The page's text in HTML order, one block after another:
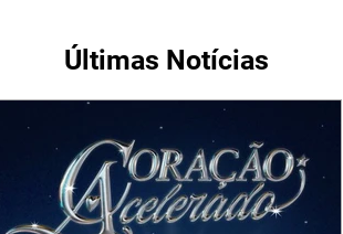
Últimas Notícias